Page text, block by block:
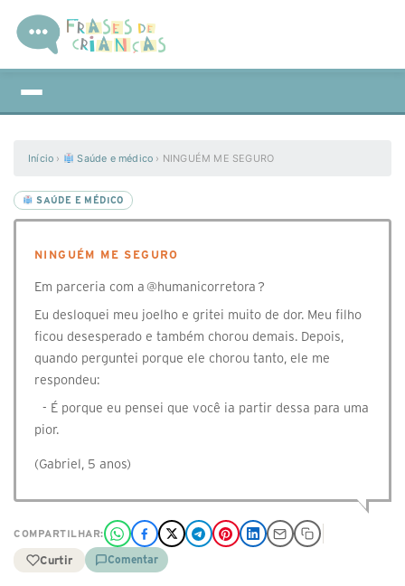
Início › Saúde e médico › NINGUÉM ME SEGURO
SAÚDE E MÉDICO
NINGUÉM ME SEGURO
Em parceria com a @humanicorretora ?
Eu desloquei meu joelho e gritei muito de dor. Meu filho
ficou desesperado e também chorou demais. Depois,
quando perguntei porque ele chorou tanto, ele me
respondeu:
- É porque eu pensei que você ia partir dessa para uma
pior.
(Gabriel, 5 anos)
COMPARTILHAR:
Curtir Comentar